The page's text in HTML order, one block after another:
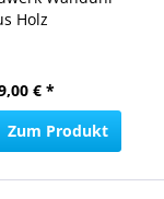
Holz
€ *
Zum Produkt